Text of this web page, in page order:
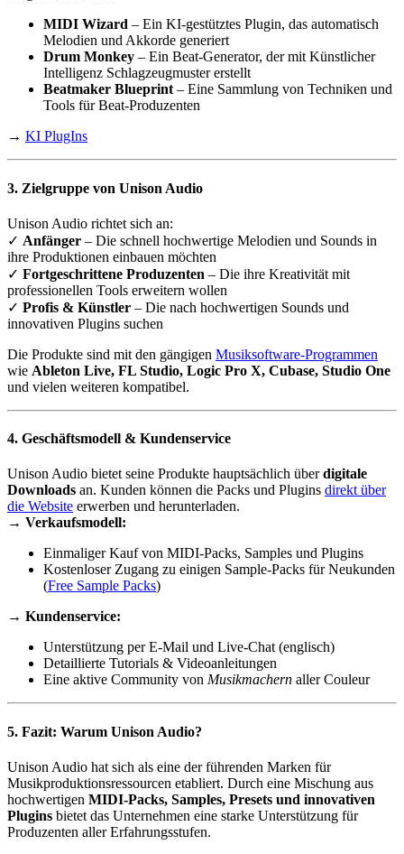
MIDI Wizard – Ein KI-gestütztes Plugin, das automatisch
Melodien und Akkorde generiert
Drum Monkey – Ein Beat-Generator, der mit Künstlicher
Intelligenz Schlagzeugmuster erstellt
Beatmaker Blueprint– Eine Sammlung von Techniken und
Tools für Beat-Produzenten
→ KI PlugIns
3. Zielgruppe von Unison Audio
Unison Audio richtet sich an:
✓ Anfänger – Die schnell hochwertige Melodien und Sounds in
ihre Produktionen einbauen möchten
✓ Fortgeschrittene Produzenten – Die ihre Kreativität mit
professionellen Tools erweitern wollen
✓ Profis & Künstler – Die nach hochwertigen Sounds und
innovativen Plugins suchen
Die Produkte sind mit den gängigen Musiksoftware-Programmen
wie Ableton Live, FL Studio, Logic Pro X, Cubase, Studio One
und vielen weiteren kompatibel.
4. Geschäftsmodell & Kundenservice
Unison Audio bietet seine Produkte hauptsächlich überdigitale
Downloads an. Kunden können die Packs und Plugins direkt über
die Website erwerben und herunterladen.
→ Verkaufsmodell:
Einmaliger Kauf von MIDI-Packs, Samples und Plugins
Kostenloser Zugang zu einigen Sample-Packs für Neukunden
(Free Sample Packs)
→ Kundenservice:
Unterstützung per E-Mail und Live-Chat (englisch)
Detaillierte Tutorials & Videoanleitungen
Eine aktive Community von Musikmachern aller Couleur
5. Fazit: Warum Unison Audio?
Unison Audio hat sich als eine der führenden Marken für
Musikproduktionsressourcen etabliert. Durch eine Mischung aus
hochwertigen MIDI-Packs, Samples, Presets und innovativen
Plugins bietet das Unternehmen eine starke Unterstützung für
Produzenten aller Erfahrungsstufen.